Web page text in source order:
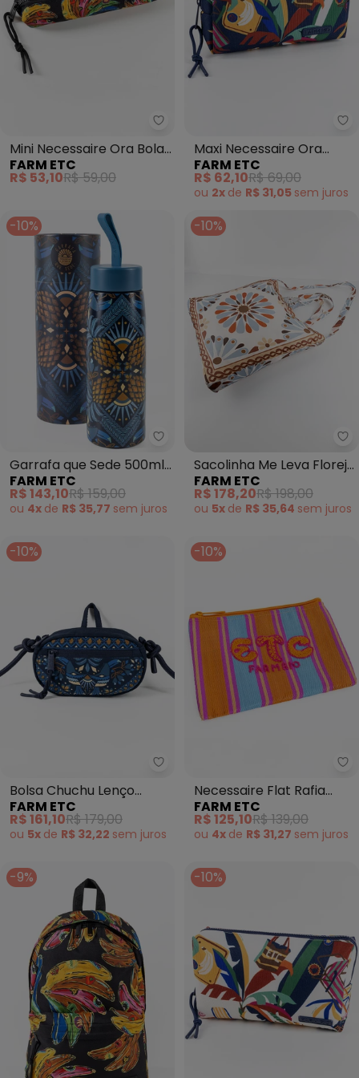
Farm Etc - Mini Necessaire
Mini Necessaire Ora Bolas
Banana Patch Preto
FARM ETC
R$ 53,10R$ 59,00
Maxi Necessaire Ora
Bolas Mundo Etc Azul
FARM ETC
R$ 62,10R$ 69,00
ou 2x de R$ 31,05 sem juros
-10%
Farm Etc - Garrafa que Sede
Garrafa que Sede 500ml
Lenço Magia Tropical Azul
FARM ETC
R$ 143,10R$ 159,00
ou 4x de R$ 35,77 sem juros
-10%
Sacolinha Me Leva Florejo
Off White
FARM ETC
R$ 178,20R$ 198,00
ou 5x de R$ 35,64 sem juros
-10%
Farm Etc - Bolsa Chuchu
Bolsa Chuchu Lenço
Magia Tropical Azul
FARM ETC
R$ 161,10R$ 179,00
ou 5x de R$ 32,22 sem juros
-10%
Necessaire Flat Rafia
Multicolor Laranja
FARM ETC
R$ 125,10R$ 139,00
ou 4x de R$ 31,27 sem juros
-9% -10%